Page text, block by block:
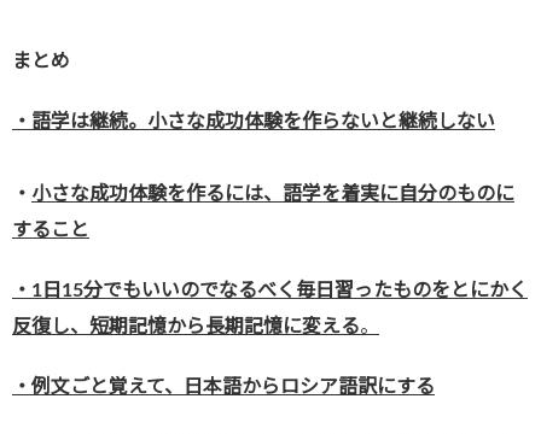
まとめ
・語学は継続。小さな成功体験を作らないと継続しない
・ 小さな成功体験を作るには、語学を着実に自分のものに
すること
・1日15分でもいいのでなるべく毎日習ったものをとにかく
反復し、短期記憶から長期記憶に変える。
・例文ごと覚えて、日本語からロシア語訳にする